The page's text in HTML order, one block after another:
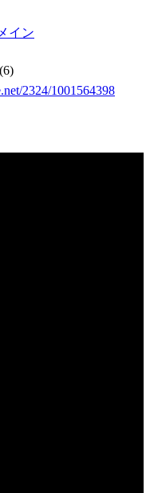
イン
2324/1001564398